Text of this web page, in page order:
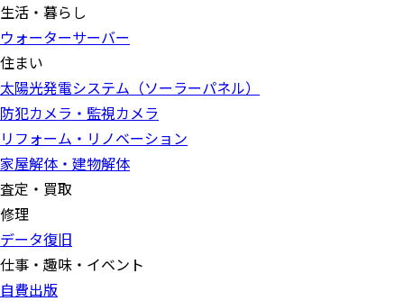
生活・暮らし
ウォーターサーバー
住まい
太陽光発電システム（ソーラーパネル）
防犯カメラ・監視カメラ
リフォーム・リノベーション
家屋解体・建物解体
査定・買取
修理
データ復旧
仕事・趣味・イベント
自費出版